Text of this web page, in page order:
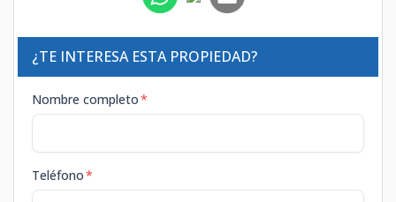
¿TE INTERESA ESTA PROPIEDAD?
Nombre completo*
Teléfono*